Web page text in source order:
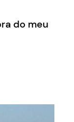
do meu